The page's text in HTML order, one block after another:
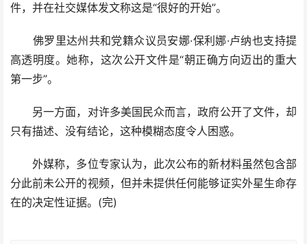
件，并在社交媒体发文称这是“很好的开始”。
佛罗里达州共和党籍众议员安娜·保利娜·卢纳也支持提
高透明度。她称，这次公开文件是“朝正确方向迈出的重大
第一步”。
另一方面，对许多美国民众而言，政府公开了文件，却
只有描述、没有结论，这种模糊态度令人困惑。
外媒称，多位专家认为，此次公布的新材料虽然包含部
分此前未公开的视频，但并未提供任何能够证实外星生命存
在的决定性证据。(完)